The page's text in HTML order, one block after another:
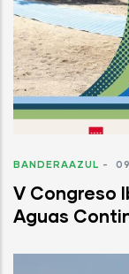
BANDERAAZUL -
V Congreso
Aguas